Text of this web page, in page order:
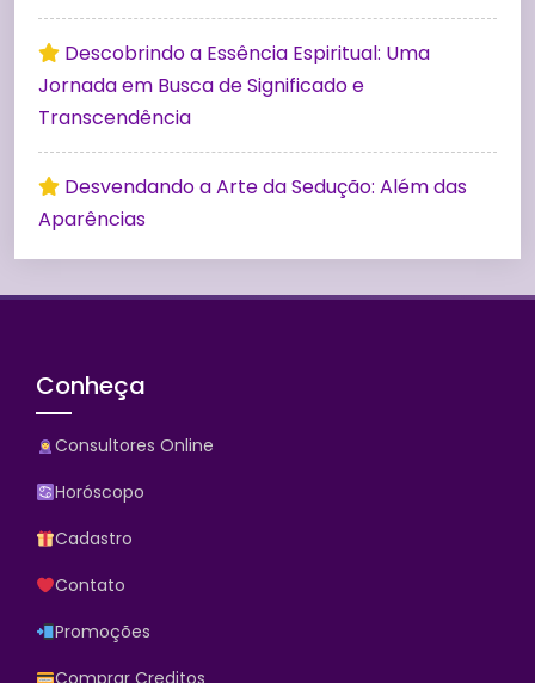
Descobrindo a Essência Espiritual: Uma
Jornada em Busca de Significado e
Transcendência
Desvendando a Arte da Sedução: Além das
Aparências
Conheça
Consultores Online
Horóscopo
Cadastro
Contato
Promoções